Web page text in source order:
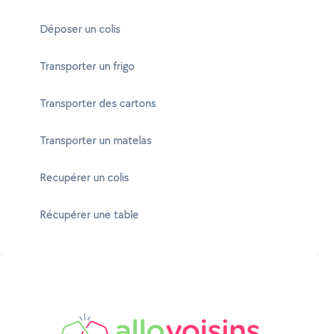
Déposer un colis
Transporter un frigo
Transporter des cartons
Transporter un matelas
Recupérer un colis
Récupérer une table